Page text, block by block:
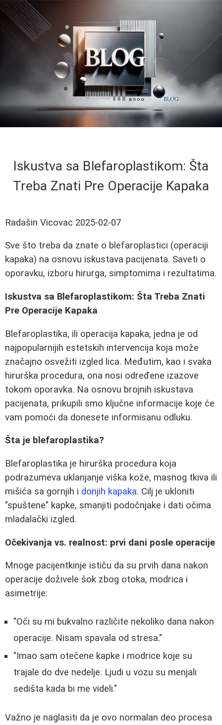
Iskustva sa Blefaroplastikom: Šta
Treba Znati Pre Operacije Kapaka
Radašin Vicovac 2025-02-07
Sve što treba da znate o blefaroplastici (operaciji
kapaka) na osnovu iskustava pacijenata. Saveti o
oporavku, izboru hirurga, simptomima i rezultatima.
Iskustva sa Blefaroplastikom: Šta Treba Znati
Pre Operacije Kapaka
Blefaroplastika, ili operacija kapaka, jedna je od
najpopularnijih estetskih intervencija koja može
značajno osvežiti izgled lica. Međutim, kao i svaka
hirurška procedura, ona nosi određene izazove
tokom oporavka. Na osnovu brojnih iskustava
pacijenata, prikupili smo ključne informacije koje će
vam pomoći da donesete informisanu odluku.
Šta je blefaroplastika?
Blefaroplastika je hirurška procedura koja
podrazumeva uklanjanje viška kože, masnog tkiva ili
mišića sa gornjih i donjih kapaka. Cilj je ukloniti
"spuštene" kapke, smanjiti podočnjake i dati očima
mladalački izgled.
Očekivanja vs. realnost: prvi dani posle operacije
Mnoge pacijentkinje ističu da su prvih dana nakon
operacije doživele šok zbog otoka, modrica i
asimetrije:
"Oči su mi bukvalno različite nekoliko dana nakon
operacije. Nisam spavala od stresa."
"Imao sam otečene kapke i modrice koje su
trajale do dve nedelje. Ljudi u vozu su menjali
sedišta kada bi me videli."
Važno je naglasiti da je ovo normalan deo procesa